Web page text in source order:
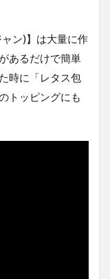
ン)】は大量に作
あるだけで簡単
時に「レタス包
トッピングにも